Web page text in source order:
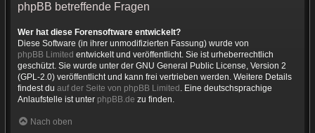
phpBB betreffende Fragen
Wer hat diese Forensoftware entwickelt?
Diese Software (in ihrer unmodifizierten Fassung) wurde von
phpBB Limited entwickelt und veröffentlicht. Sie ist urheberrechtlich
geschützt. Sie wurde unter der GNU General Public License, Version 2
(GPL-2.0) veröffentlicht und kann frei vertrieben werden. Weitere Details
findest du auf der Seite von phpBB Limited . Eine deutschsprachige
Anlaufstelle ist unter phpBB.de zu finden.
Nach oben